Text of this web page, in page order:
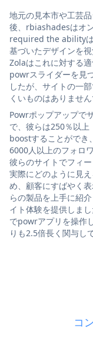
地元の見本市や工芸
後、rbiashadesはオ
required the abilityは
基づいたデザインを
Zolaはこれに対する
powrスライダーを見
したが、サイトの一
くいものはありません
Powrポップアップで
で、彼らは250％以
boostすることがで
6000人以上のフォロ
彼らのサイトでフィ
実際にどのように見
め、顧客にすばやく
らの製品を上手に紹
イト体験を提供しま
でpowrアプリを操作
りも2.5倍長く関与し
コ